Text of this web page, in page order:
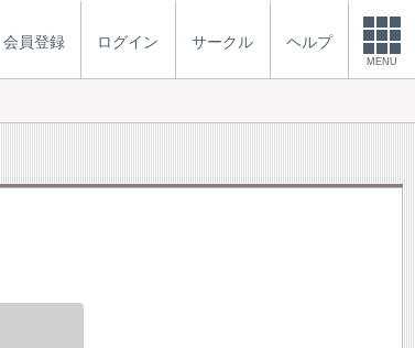
会員登録 ログイン サークル ヘルプ
MENU